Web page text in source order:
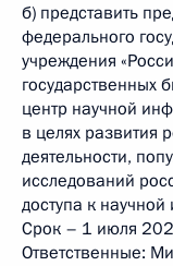
б) представить
федерального
учреждения
государственных
центр научной
в целях развития
деятельности,
исследований
доступа к
Срок – 1 июля
Ответственные: